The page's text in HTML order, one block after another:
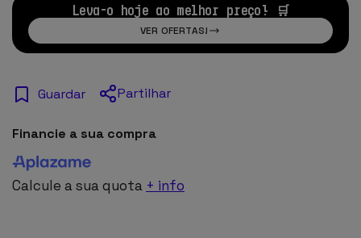
Leva-o hoje ao melhor preço! 🛒
VER OFERTAS!
Guardar Partilhar
Financie a sua compra
Calcule a sua quota + info